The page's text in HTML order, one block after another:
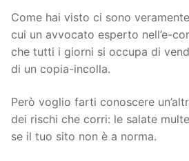
Come hai visto ci sono
cui un avvocato esperto nell’e-
che tutti i giorni si occupa di
di un copia-incolla.
Però voglio farti conoscere
dei rischi che corri: le salate
se il tuo sito non è a norma.